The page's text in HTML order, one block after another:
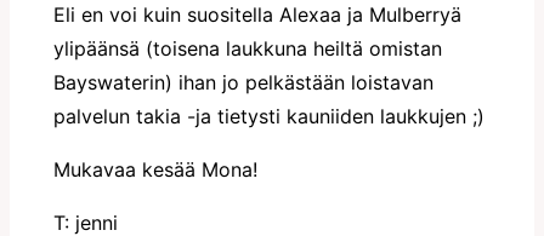
Eli en voi kuin suositella Alexaa ja Mulberryä
ylipäänsä (toisena laukkuna heiltä omistan
Bayswaterin) ihan jo pelkästään loistavan
palvelun takia -ja tietysti kauniiden laukkujen ;)
Mukavaa kesää Mona!
T: jenni